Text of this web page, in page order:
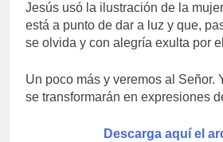
Jesús usó la ilustración de la
está a punto de dar a luz y que,
se olvida y con alegría exulta por
Un poco más y veremos al Señor.
se transformarán en expresiones
Descarga aquí el